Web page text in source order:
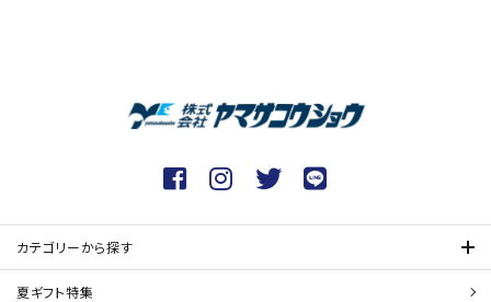
カテゴリーから探す
夏ギフト特集